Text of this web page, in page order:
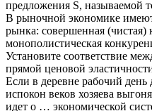
предложения S, называемой
В рыночной экономике
рынка: совершенная (чистая)
монополистическая
Установите соответствие
прямой ценовой
Если в деревне рабочий день
испокон веков хозяева
идет о … экономической